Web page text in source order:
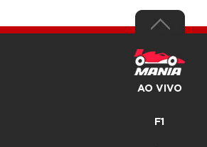
AO VIVO
F1